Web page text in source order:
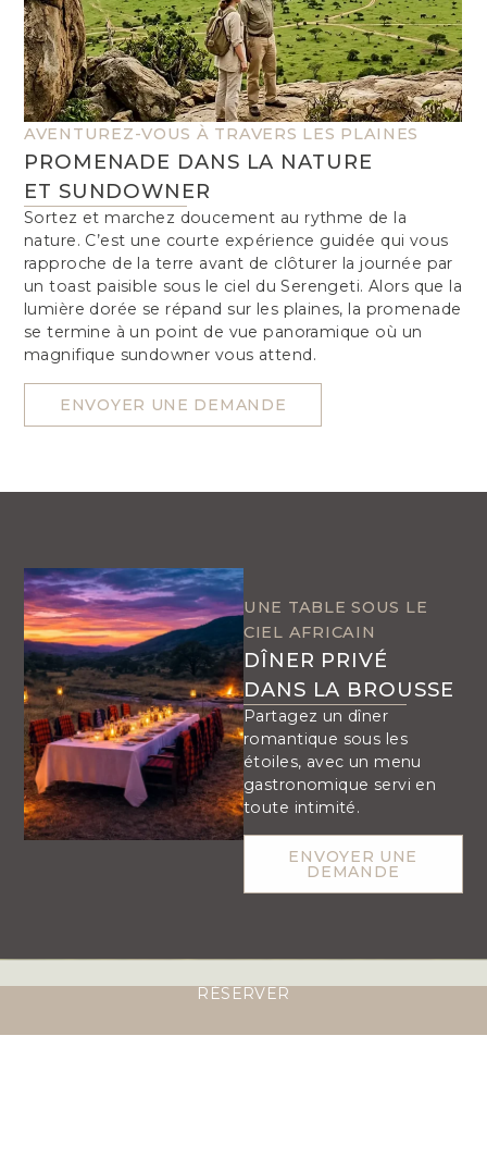
AVENTUREZ-VOUS À TRAVERS LES PLAINES
PROMENADE DANS LA NATURE
ET SUNDOWNER
Sortez et marchez doucement au rythme de la
nature. C’est une courte expérience guidée qui vous
rapproche de la terre avant de clôturer la journée par
un toast paisible sous le ciel du Serengeti. Alors que la
lumière dorée se répand sur les plaines, la promenade
se termine à un point de vue panoramique où un
magnifique sundowner vous attend.
ENVOYER UNE DEMANDE
UNE TABLE SOUS LE
CIEL AFRICAIN
DÎNER PRIVÉ
DANS LA BROUSSE
Partagez un dîner
romantique sous les
étoiles, avec un menu
gastronomique servi en
toute intimité.
ENVOYER UNE
DEMANDE
RÉSERVER